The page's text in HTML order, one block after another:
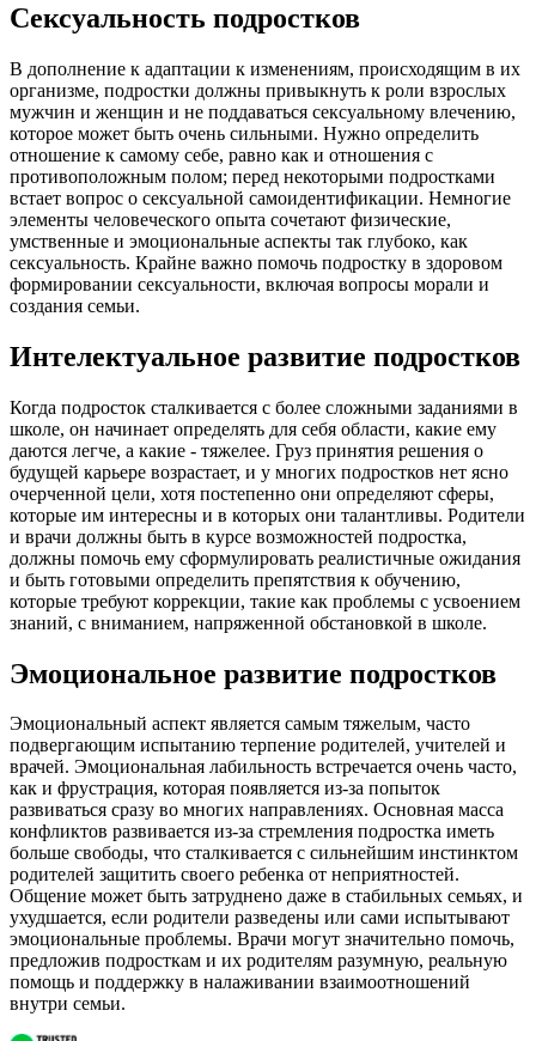
Сексуальность подростков
В дополнение к адаптации к изменениям, происходящим в их
организме, подростки должны привыкнуть к роли взрослых
мужчин и женщин и не поддаваться сексуальному влечению,
которое может быть очень сильными. Нужно определить
отношение к самому себе, равно как и отношения с
противоположным полом; перед некоторыми подростками
встает вопрос о сексуальной самоидентификации. Немногие
элементы человеческого опыта сочетают физические,
умственные и эмоциональные аспекты так глубоко, как
сексуальность. Крайне важно помочь подростку в здоровом
формировании сексуальности, включая вопросы морали и
создания семьи.
Интелектуальное развитие подростков
Когда подросток сталкивается с более сложными заданиями в
школе, он начинает определять для себя области, какие ему
даются легче, а какие - тяжелее. Груз принятия решения о
будущей карьере возрастает, и у многих подростков нет ясно
очерченной цели, хотя постепенно они определяют сферы,
которые им интересны и в которых они талантливы. Родители
и врачи должны быть в курсе возможностей подростка,
должны помочь ему сформулировать реалистичные ожидания
и быть готовыми определить препятствия к обучению,
которые требуют коррекции, такие как проблемы с усвоением
знаний, с вниманием, напряженной обстановкой в школе.
Эмоциональное развитие подростков
Эмоциональный аспект является самым тяжелым, часто
подвергающим испытанию терпение родителей, учителей и
врачей. Эмоциональная лабильность встречается очень часто,
как и фрустрация, которая появляется из-за попыток
развиваться сразу во многих направлениях. Основная масса
конфликтов развивается из-за стремления подростка иметь
больше свободы, что сталкивается с сильнейшим инстинктом
родителей защитить своего ребенка от неприятностей.
Общение может быть затруднено даже в стабильных семьях, и
ухудшается, если родители разведены или сами испытывают
эмоциональные проблемы. Врачи могут значительно помочь,
предложив подросткам и их родителям разумную, реальную
помощь и поддержку в налаживании взаимоотношений
внутри семьи.